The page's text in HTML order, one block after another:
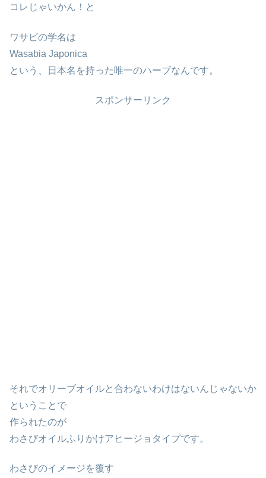
コレじゃいかん！と
ワサビの学名は
Wasabia Japonica
という、日本名を持った唯一のハーブなんです。
スポンサーリンク
それでオリーブオイルと合わないわけはないんじゃないか
ということで
作られたのが
わさびオイルふりかけアヒージョタイプです。
わさびのイメージを覆す